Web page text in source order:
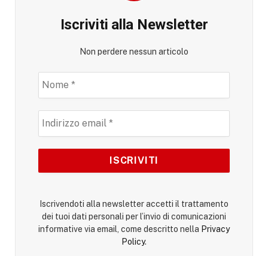
Iscriviti alla Newsletter
Non perdere nessun articolo
Iscrivendoti alla newsletter accetti il trattamento
dei tuoi dati personali per l’invio di comunicazioni
informative via email, come descritto nella Privacy
Policy.